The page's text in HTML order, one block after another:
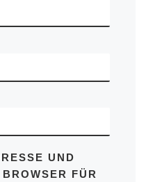
UND
FÜR